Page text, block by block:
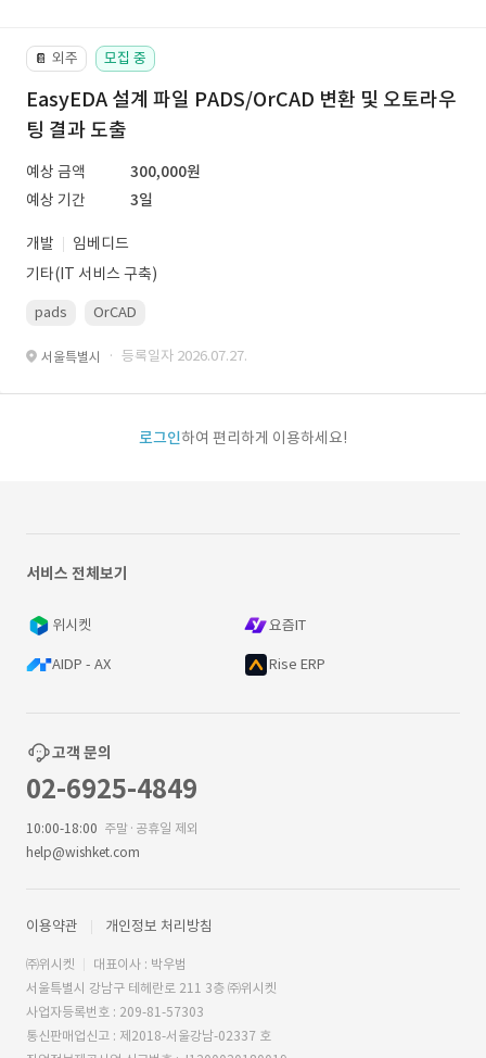
📔 외주 모집 중
EasyEDA 설계 파일 PADS/OrCAD 변환 및 오토라우
팅 결과 도출
예상 금액
300,000원
예상 기간
3일
개발
임베디드
기타(IT 서비스 구축)
pads OrCAD
서울특별시 · 등록일자 2026.07.27.
로그인하여 편리하게 이용하세요!
서비스 전체보기
위시켓 요즘IT
AIDP - AX Rise ERP
고객 문의
02-6925-4849
10:00-18:00 주말·공휴일 제외
help@wishket.com
이용약관 개인정보 처리방침
㈜위시켓
대표이사 : 박우범
서울특별시 강남구 테헤란로 211 3층 ㈜위시켓
사업자등록번호 : 209-81-57303
통신판매업신고 : 제2018-서울강남-02337 호